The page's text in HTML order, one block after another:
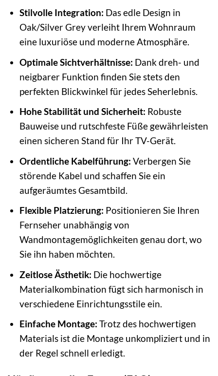
Stilvolle Integration: Das edle Design in
Oak/Silver Grey verleiht Ihrem Wohnraum
eine luxuriöse und moderne Atmosphäre.
Optimale Sichtverhältnisse: Dank dreh- und
neigbarer Funktion finden Sie stets den
perfekten Blickwinkel für jedes Seherlebnis.
Hohe Stabilität und Sicherheit: Robuste
Bauweise und rutschfeste Füße gewährleisten
einen sicheren Stand für Ihr TV-Gerät.
Ordentliche Kabelführung: Verbergen Sie
störende Kabel und schaffen Sie ein
aufgeräumtes Gesamtbild.
Flexible Platzierung: Positionieren Sie Ihren
Fernseher unabhängig von
Wandmontagemöglichkeiten genau dort, wo
Sie ihn haben möchten.
Zeitlose Ästhetik: Die hochwertige
Materialkombination fügt sich harmonisch in
verschiedene Einrichtungsstile ein.
Einfache Montage: Trotz des hochwertigen
Materials ist die Montage unkompliziert und in
der Regel schnell erledigt.